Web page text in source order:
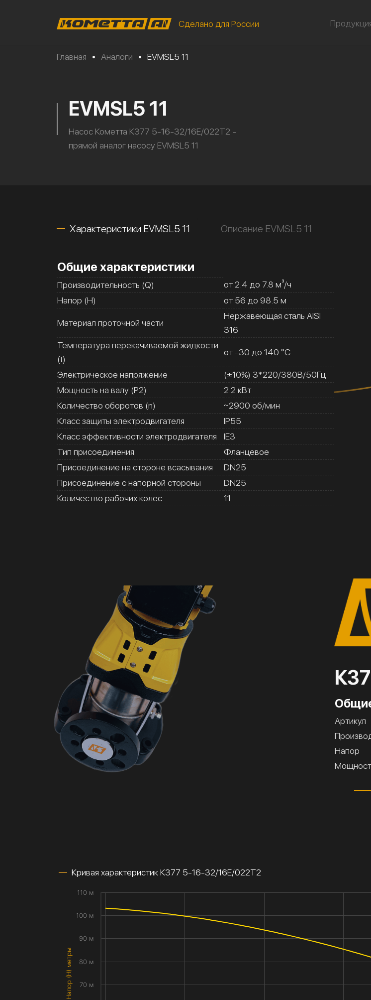
Сделано для России
Главная • Аналоги • EVMSL5 11
EVMSL5 11
Насос Кометта К377 5-16-32/16Е/022Т2 -
прямой аналог насосу EVMSL5 11
Характеристики EVMSL5 11 Описание EVMSL5 11
Общие характеристики
Производительность (Q)
от 2.4 до 7.8 м³/ч
Напор (H)
от 56 до 98.5 м
Материал проточной части
Нержавеющая сталь AISI
316
Температура перекачиваемой жидкости
(t)
от -30 до 140 °C
Электрическое напряжение
(±10%) 3*220/380В/50Гц
Мощность на валу (Р2)
2.2 кВт
Количество оборотов (n)
~2900 об/мин
Класс защиты электродвигателя
IP55
Класс эффективности электродвигателя
IE3
Тип присоединения
Фланцевое
Присоединение на стороне всасывания
DN25
Присоединение с напорной стороны
DN25
Количество рабочих колес
11
Артикул
Напор
Кривая характеристик К377 5-16-32/16Е/022Т2
Напор (H) метры 70 м
80 м
90 м
100 м
110 м